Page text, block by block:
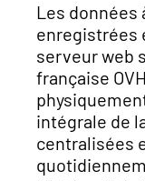
Les données
enregistrées
serveur web
française
intégrale de
centralisées